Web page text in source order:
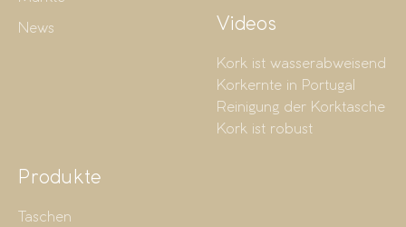
News Videos
Kork ist wasserabweisend
Korkernte in Portugal
Reinigung der Korktasche
Kork ist robust
Produkte
Taschen